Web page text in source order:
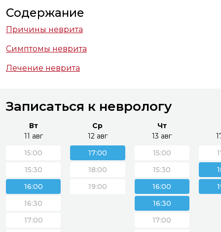
Содержание
Причины неврита
Симптомы неврита
Лечение неврита
Записаться к неврологу
Вт
11 авг
15:00
15:30
16:00
16:30
17:00
Ср
12 авг
17:00
18:00
19:00
Чт
13 авг
15:00
15:30
16:00
16:30
17:00